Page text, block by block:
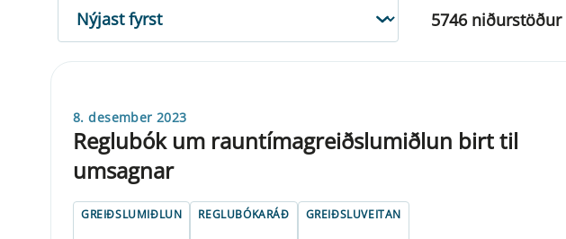
RÖÐUN
5746 niðurstöður
8. desember 2023
Reglubók um rauntímagreiðslumiðlun birt til
umsagnar
GREIÐSLUMIÐLUN REGLUBÓKARÁÐ GREIÐSLUVEITAN